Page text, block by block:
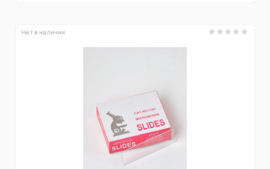
Нет в наличии